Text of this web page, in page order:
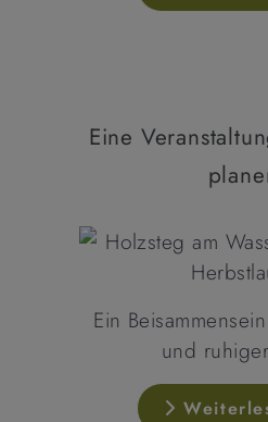
Eine
Ein
und